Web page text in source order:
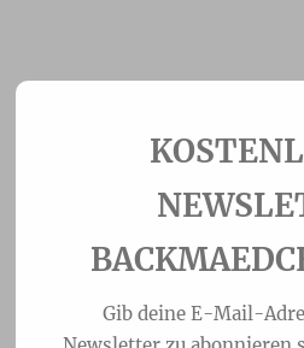
Gib deine E-Mail-